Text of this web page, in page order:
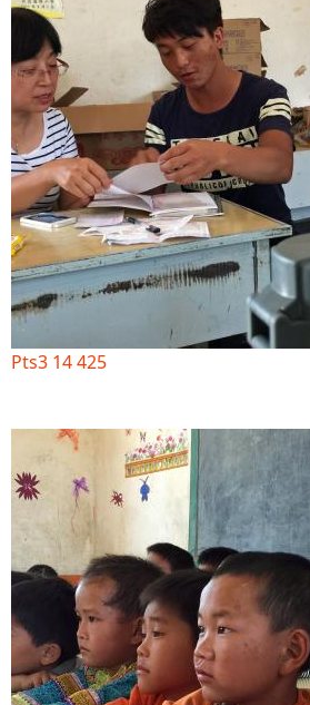
Pts3 14 425